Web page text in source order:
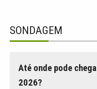
SONDAGEM
Até onde pode
2026?